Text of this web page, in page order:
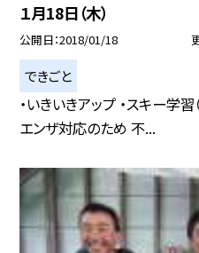
１月18日（木）
公開日 2018/01/18
できごと
・いきいきアップ ・スキー学
エンザ対応のため 不...